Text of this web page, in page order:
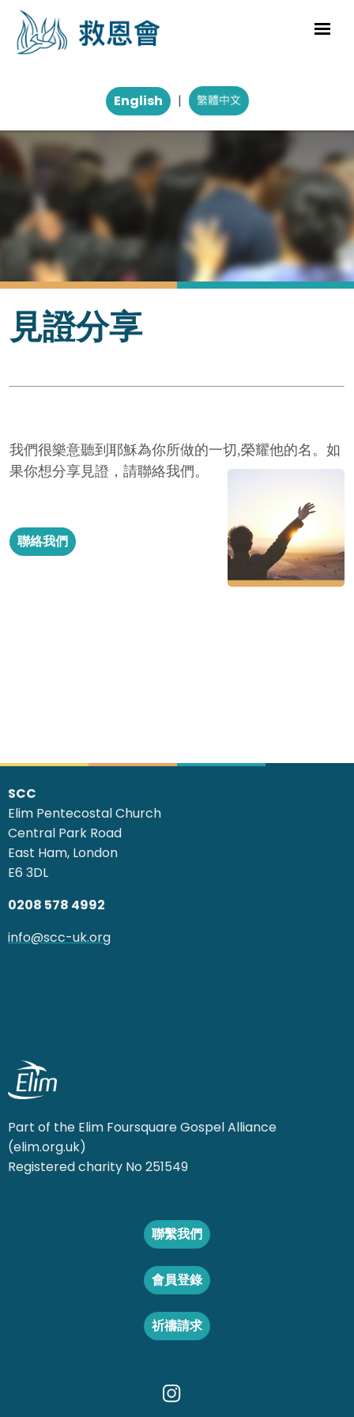
English |
見證分享
我們很樂意聽到耶穌為你所做的一切,榮耀他的名。 如
果你想分享見證， 請聯絡我們。
聯絡我們
SCC
Elim Pentecostal Church
Central Park Road
East Ham, London
E6 3DL
0208 578 4992
info@scc-uk.org
Part of the Elim Foursquare Gospel Alliance
(elim.org.uk)
Registered charity No 251549
聯繫我們
會員登錄
祈禱請求